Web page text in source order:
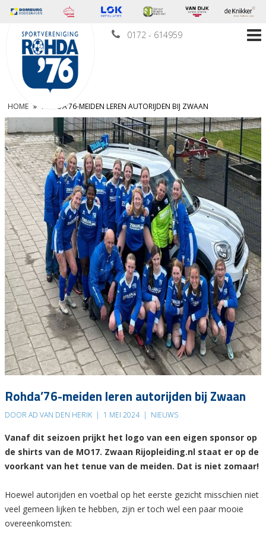
0172 - 614959
HOME » ROHDA’76-MEIDEN LEREN AUTORIJDEN BIJ ZWAAN
Rohda’76-meiden leren autorijden bij Zwaan
DOOR AD VAN DEN HERIK | 1 MEI 2024 | NIEUWS
Vanaf dit seizoen prijkt het logo van een eigen sponsor op
de shirts van de MO17. Zwaan Rijopleiding.nl staat er op de
voorkant van het tenue van de meiden. Dat is niet zomaar!
Hoewel autorijden en voetbal op het eerste gezicht misschien niet
veel gemeen lijken te hebben, zijn er toch wel een paar mooie
overeenkomsten: